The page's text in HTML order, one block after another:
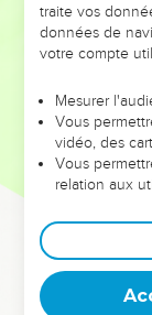
Sidon. Le
survivants de
c’est un silence
jusqu’à quand
Vous dites :
jamais du repos ?
– Mais
donné des
le bord de la mer.
traite vos
données de
votre compte
Mesurer
Vous
vidéo, des
Vous
relation aux